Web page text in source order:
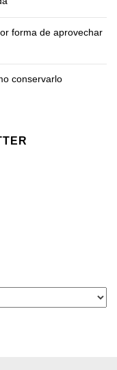
forma de aprovechar
conservarlo